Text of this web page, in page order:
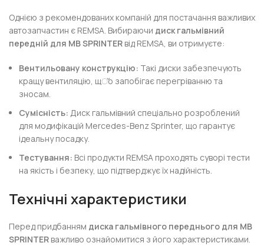
Однією з рекомендованих компаній для постачання важливих
автозапчастин є REMSA. Вибираючи диск гальмівний
передній для MB SPRINTER від REMSA, ви отримуєте:
Вентильовану конструкцію: Такі диски забезпечують
кращу вентиляцію, щ്о запобігає перегріванню та
зносам.
Сумісність: Диск гальмівний спеціально розроблений
для модифікацій Mercedes-Benz Sprinter, що гарантує
ідеальну посадку.
Тестування: Всі продукти REMSA проходять суворі тести
на якість і безпеку, що підтверджує їх надійність.
Технічні характеристики
Перед придбанням диска гальмівного переднього для MB
SPRINTER важливо ознайомитися з його характеристиками.